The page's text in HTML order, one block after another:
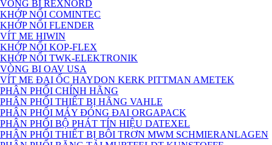
VÒNG BI REXNORD
KHỚP NỐI COMINTEC
KHỚP NỐI FLENDER
VÍT ME HIWIN
KHỚP NỐI KOP-FLEX
KHỚP NỐI TWK-ELEKTRONIK
VÒNG BI OAV USA
VÍT ME ĐAI ỐC HAYDON KERK PITTMAN AMETEK
PHÂN PHỐI CHÍNH HÃNG
PHÂN PHỐI THIẾT BỊ HÃNG VAHLE
PHÂN PHỐI MÁY ĐÓNG ĐAI ORGAPACK
PHÂN PHỐI BỘ PHÁT TÍN HIỆU DATEXEL
PHÂN PHỐI THIẾT BỊ BÔI TRƠN MWM SCHMIERANLAGEN